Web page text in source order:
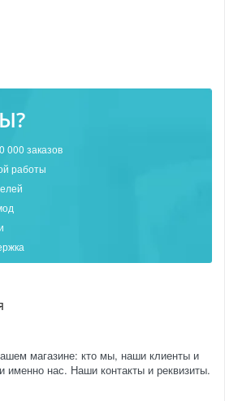
000 заказов
работы
магазине: кто мы, наши клиенты и
именно нас. Наши контакты и реквизиты.